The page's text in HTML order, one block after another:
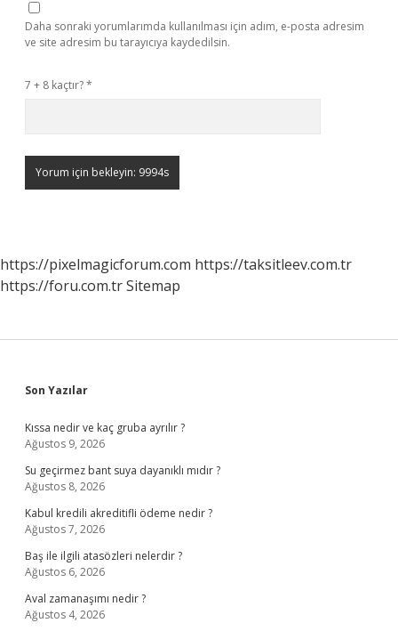
Daha sonraki yorumlarımda kullanılması için adım, e-posta adresim
ve site adresim bu tarayıcıya kaydedilsin.
7 + 8 kaçtır?*
https://pixelmagicforum.com https://taksitleev.com.tr
https://foru.com.trSitemap
Sidebar
Son Yazılar
Kıssa nedir ve kaç gruba ayrılır ?
Ağustos 9, 2026
Su geçirmez bant suya dayanıklı mıdır ?
Ağustos 8, 2026
Kabul kredili akreditifli ödeme nedir ?
Ağustos 7, 2026
Baş ile ilgili atasözleri nelerdir ?
Ağustos 6, 2026
Aval zamanaşımı nedir ?
Ağustos 4, 2026